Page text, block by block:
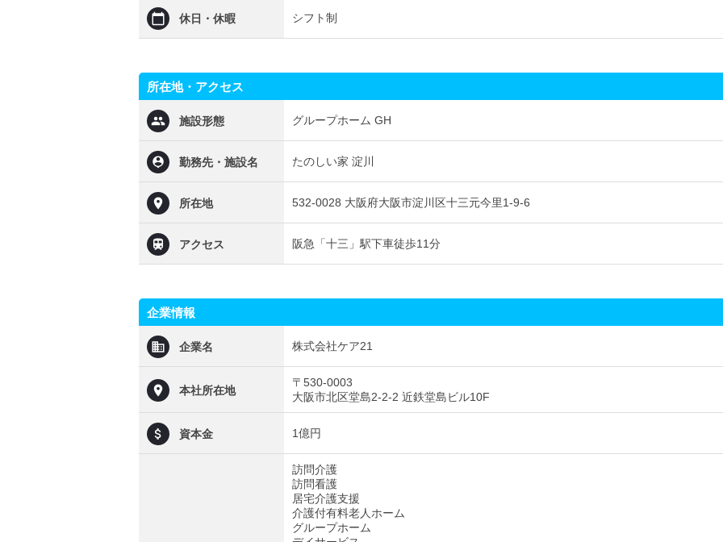
休日・休暇 シフト制
所在地・アクセス
施設形態 グループホーム GH
勤務先・施設名 たのしい家 淀川
所在地 532-0028 大阪府大阪市淀川区十三元今里1-9-6
アクセス 阪急「十三」駅下車徒歩11分
企業情報
企業名 株式会社ケア21
本社所在地
〒530-0003
大阪市北区堂島2-2-2 近鉄堂島ビル10F
資本金 1億円
訪問介護
訪問看護
居宅介護支援
介護付有料老人ホーム
グループホーム